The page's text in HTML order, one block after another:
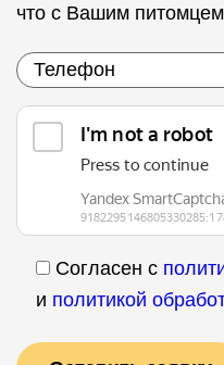
что с Вашим питомцем
Согласен с
и политикой